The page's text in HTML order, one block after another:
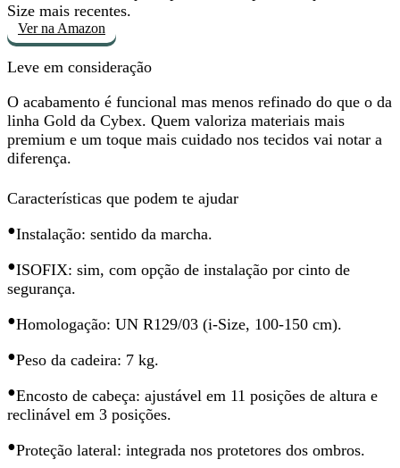
Size mais recentes.
Ver na Amazon
Leve em consideração
O acabamento é funcional mas menos refinado do que o da
linha Gold da Cybex. Quem valoriza materiais mais
premium e um toque mais cuidado nos tecidos vai notar a
diferença.
Características que podem te ajudar
•Instalação: sentido da marcha.
•ISOFIX: sim, com opção de instalação por cinto de
segurança.
•Homologação: UN R129/03 (i-Size, 100-150 cm).
•Peso da cadeira: 7 kg.
•Encosto de cabeça: ajustável em 11 posições de altura e
reclinável em 3 posições.
•Proteção lateral: integrada nos protetores dos ombros.